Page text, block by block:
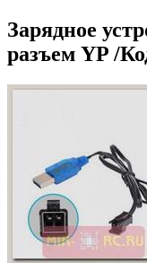
Зарядное
разъем YP /